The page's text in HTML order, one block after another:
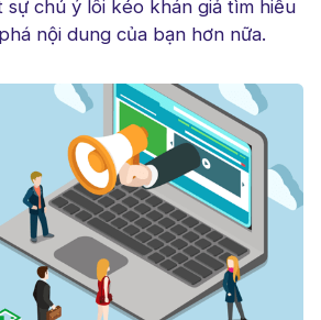
chú ý lôi kéo khán giả tìm hiểu
nội dung của bạn hơn nữa.